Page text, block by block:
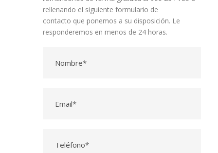
rellenando el siguiente formulario de
contacto que ponemos a su disposición. Le
responderemos en menos de 24 horas.